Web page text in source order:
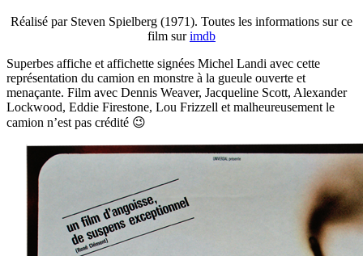
Réalisé par Steven Spielberg (1971). Toutes les informations sur ce
film surimdb
Superbes affiche et affichette signées Michel Landi avec cette
représentation du camion en monstre à la gueule ouverte et
menaçante. Film avec Dennis Weaver, Jacqueline Scott, Alexander
Lockwood, Eddie Firestone, Lou Frizzell et malheureusement le
camion n’est pas crédité 😉